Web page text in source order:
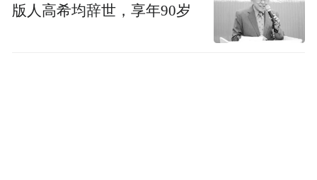
版人高希均辞世，享年90岁